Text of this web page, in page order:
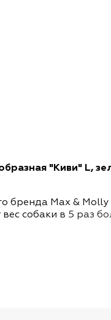
"Киви" L,
бренда Max &
собаки в 5 раз
практически
при
полиэфирной
выбору